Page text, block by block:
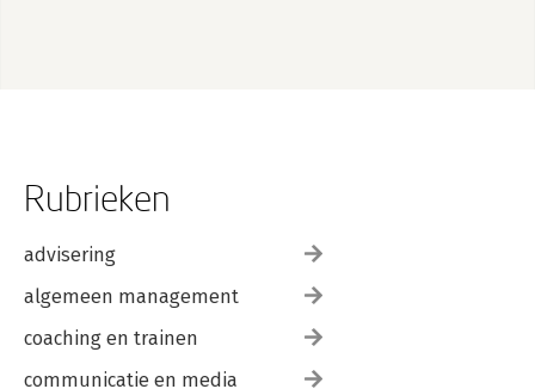
Rubrieken
advisering
algemeen management
coaching en trainen
communicatie en media